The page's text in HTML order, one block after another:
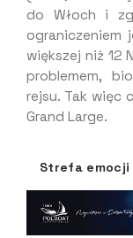
do Włoch i
ograniczeniem
większej niż 12
problemem,
rejsu. Tak więc
Grand Large.
Strefa emocji